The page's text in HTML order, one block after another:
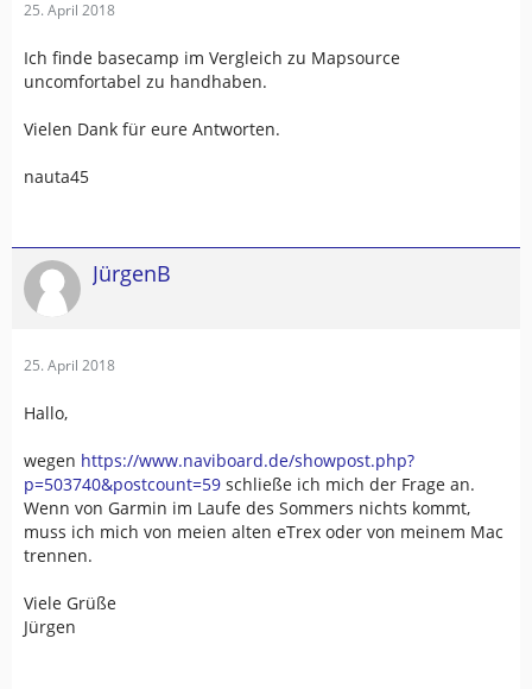
25. April 2018
Ich finde basecamp im Vergleich zu Mapsource
uncomfortabel zu handhaben.
Vielen Dank für eure Antworten.
nauta45
JürgenB
25. April 2018
Hallo,
wegen https://www.naviboard.de/showpost.php?
p=503740&postcount=59 schließe ich mich der Frage an.
Wenn von Garmin im Laufe des Sommers nichts kommt,
muss ich mich von meien alten eTrex oder von meinem Mac
trennen.
Viele Grüße
Jürgen